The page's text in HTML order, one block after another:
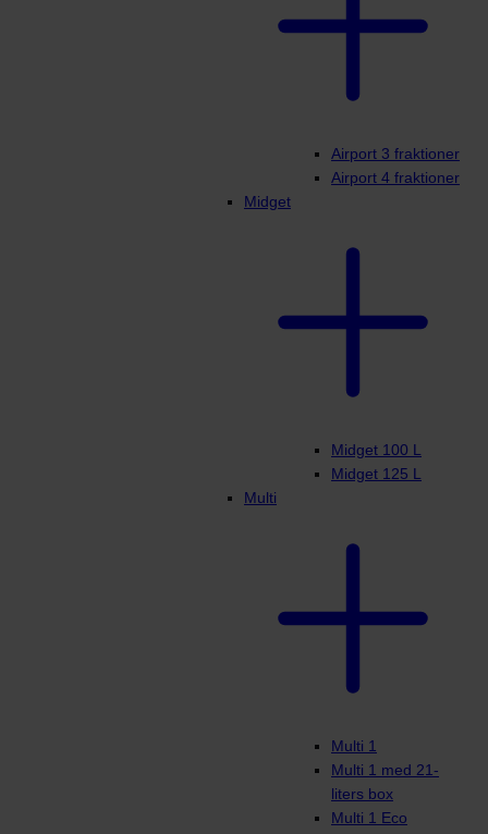
Airport 3 fraktioner
Airport 4 fraktioner
Midget
Midget 100 L
Midget 125 L
Multi
Multi 1
Multi 1 med 21-
liters box
Multi 1 Eco